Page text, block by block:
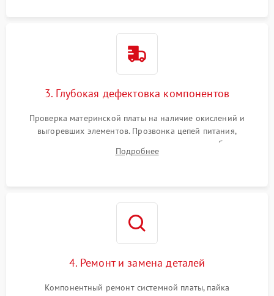
3. Глубокая дефектовка компонентов
Проверка материнской платы на наличие окислений и
выгоревших элементов. Прозвонка цепей питания,
тестирование приводных моторов колес и турбины
всасывания. Оценка состояния оптических и инфракрасных
Подробнее
4. Ремонт и замена деталей
Компонентный ремонт системной платы, пайка